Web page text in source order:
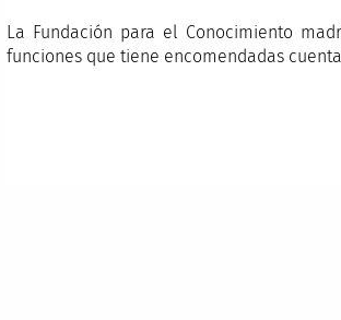
La Fundación para el Conocimiento
funciones que tiene encomendadas